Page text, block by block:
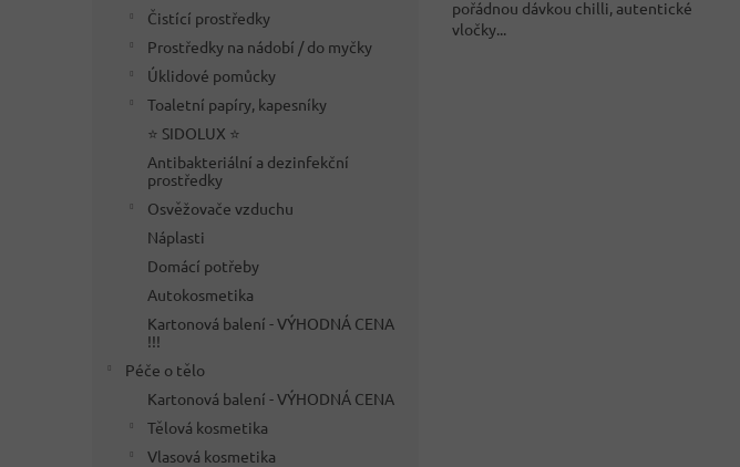
Čistící prostředky
Prostředky na nádobí / do myčky
Úklidové pomůcky
Toaletní papíry, kapesníky
⭐ SIDOLUX ⭐
Antibakteriální a dezinfekční
prostředky
Osvěžovače vzduchu
Náplasti
Domácí potřeby
Autokosmetika
Kartonová balení - VÝHODNÁ CENA
!!!
Péče o tělo
Kartonová balení - VÝHODNÁ CENA
Tělová kosmetika
Vlasová kosmetika
pořádnou dávkou chilli, autentické
vločky...